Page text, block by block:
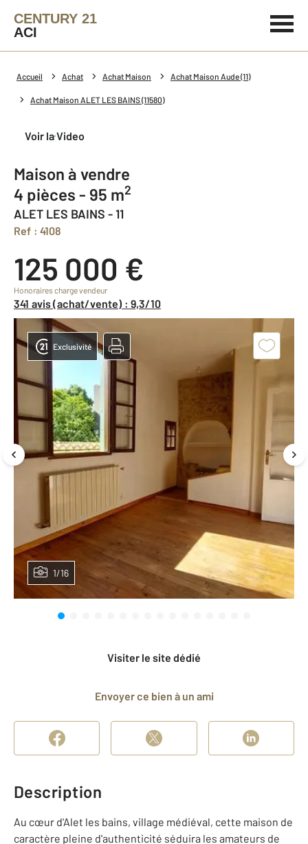
CENTURY 21
ACI
Accueil Achat Achat Maison Achat Maison Aude (11)
Achat Maison ALET LES BAINS (11580)
Voir la Video
Maison à vendre
4 pièces - 95 m2
ALET LES BAINS - 11
Ref : 4108
125 000 €
Honoraires charge vendeur
341 avis (achat/vente) : 9,3/10
1/16
Exclusivité
Visiter le site dédié
Envoyer ce bien à un ami
Description
Au cœur d'Alet les bains, village médiéval, cette maison de
caractère pleine d'authenticité séduira les amateurs de